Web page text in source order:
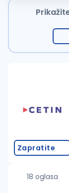
Zapratite
18 oglasa